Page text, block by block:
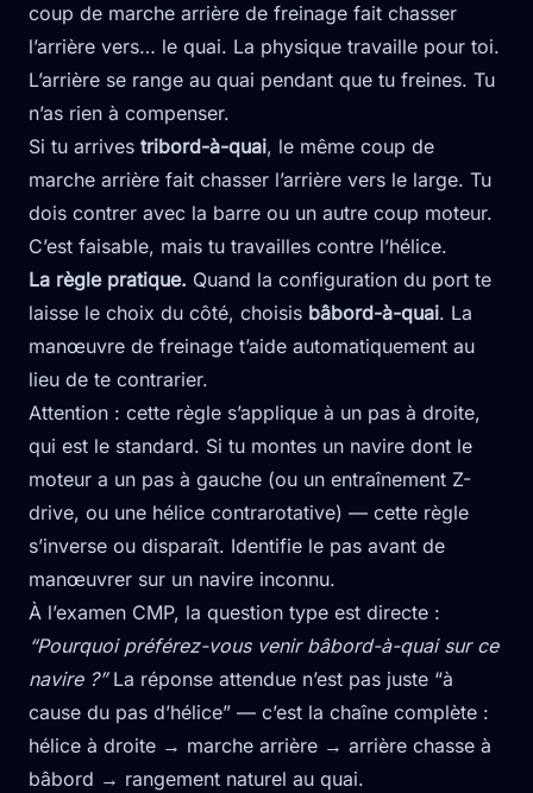
coup de marche arrière de freinage fait chasser
l’arrière vers… le quai. La physique travaille pour toi.
L’arrière se range au quai pendant que tu freines. Tu
n’as rien à compenser.
Si tu arrives tribord-à-quai, le même coup de
marche arrière fait chasser l’arrière vers le large. Tu
dois contrer avec la barre ou un autre coup moteur.
C’est faisable, mais tu travailles contre l’hélice.
La règle pratique. Quand la configuration du port te
laisse le choix du côté, choisis bâbord-à-quai. La
manœuvre de freinage t’aide automatiquement au
lieu de te contrarier.
Attention : cette règle s’applique à un pas à droite,
qui est le standard. Si tu montes un navire dont le
moteur a un pas à gauche (ou un entraînement Z-
drive, ou une hélice contrarotative) — cette règle
s’inverse ou disparaît. Identifie le pas avant de
manœuvrer sur un navire inconnu.
À l’examen CMP, la question type est directe :
“Pourquoi préférez-vous venir bâbord-à-quai sur ce
navire ?”La réponse attendue n’est pas juste “à
cause du pas d’hélice” — c’est la chaîne complète :
hélice à droite → marche arrière → arrière chasse à
bâbord → rangement naturel au quai.